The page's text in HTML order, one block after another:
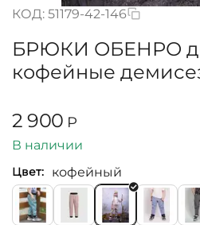
КОД: 51179-42-146
БРЮКИ ОБЕНРО
кофейные
2 900 Р
В наличии
Цвет: кофейный